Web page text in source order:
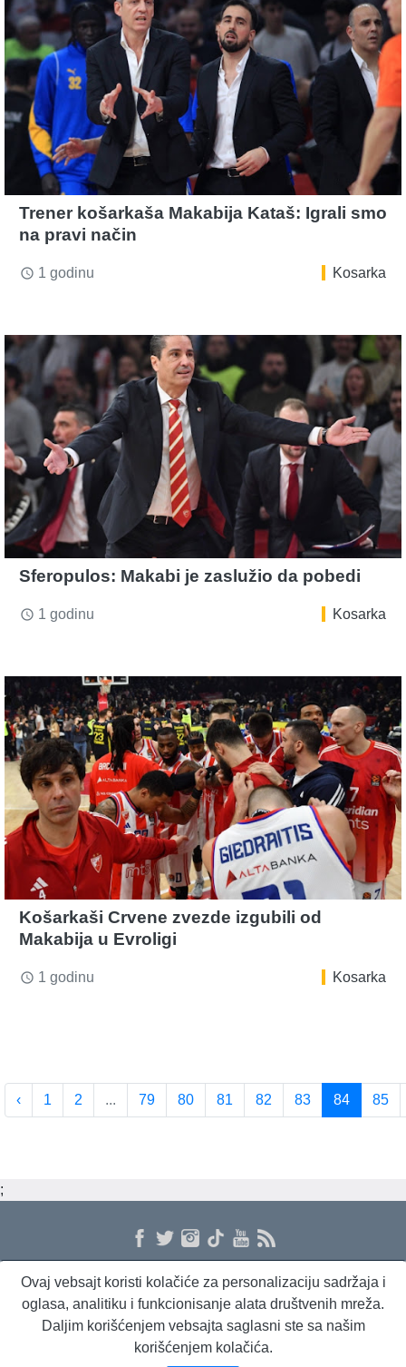
Trener košarkaša Makabija Kataš: Igrali smo
na pravi način
access_time 1 godinu Kosarka
Sferopulos: Makabi je zaslužio da pobedi
access_time 1 godinu Kosarka
Košarkaši Crvene zvezde izgubili od
Makabija u Evroligi
access_time 1 godinu Kosarka
‹ 1 2 ... 79 80 81 82 83 84 85
;
O nama Proizvodi i usluge Politika privatnosti Kontakt RSS
Dnevni evropski servis
Ovaj vebsajt koristi kolačiće za personalizaciju sadržaja i
oglasa, analitiku i funkcionisanje alata društvenih mreža.
Daljim korišćenjem vebsajta saglasni ste sa našim
korišćenjem kolačića.